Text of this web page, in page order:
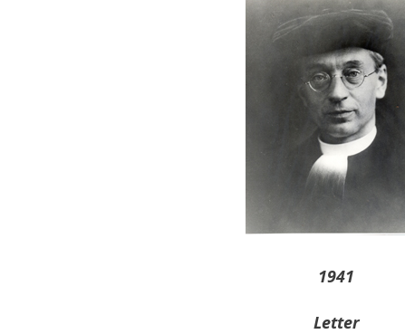
1941
Letter